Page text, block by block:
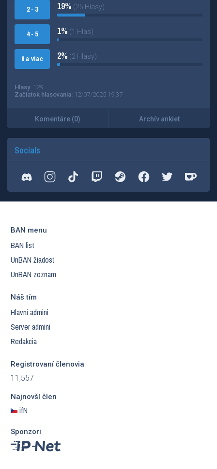
2 - 3
4 - 5
6 a viac
19% (25 Hlasy)
1% (1 Hlas)
2% (2 Hlasy)
Hlasy: 129
Začiatok hlasovania: 12/07/2025 19:37
Komentáre (0) Archív ankiet
Socials
BAN menu
BAN list
UnBAN žiadosť
UnBAN zoznam
Náš tím
Hlavní admini
Server admini
Redakcia
Registrovaní členovia
11,557
Najnovší člen
ifN
Sponzori